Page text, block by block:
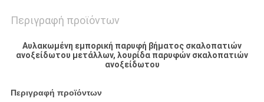
Περιγραφή προϊόντων
Αυλακωμένη εμπορική παρυφή βήματος σκαλοπατιών
ανοξείδωτου μετάλλων, λουρίδα παρυφών σκαλοπατιών
ανοξείδωτου
Περιγραφή προϊόντων